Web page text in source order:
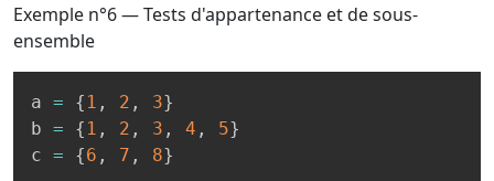
Exemple n°6 — Tests d'appartenance et de sous-
ensemble
a = { 1 , 2 , 3}
b = { 1 , 2 , 3 , 4 , 5}
c = {6 , 7 , 8}